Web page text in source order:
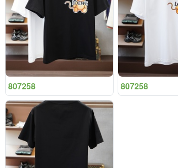
807258 807258